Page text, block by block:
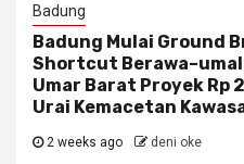
Badung
Badung Mulai Ground
Shortcut
Umar Barat Proyek
Urai Kemacetan
2 weeks ago deni oke